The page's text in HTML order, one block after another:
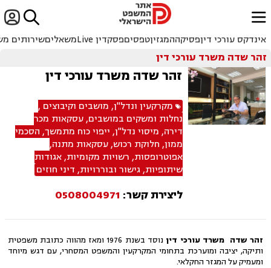

ﱐ
אינדקס עורכי דיןפסיקההמגזיןטפסיםפסקדין Live משאליםשירותים
זהר שדה משרד עורכי דין
זהר שדה משרד עורכי דין
מקרקעין ונדל"ן, מושבים וקיבוצים ,
נחלות ומשקים במושבים,עסקאות מכר
דירה, מיסוי נדל"ן, ייפוי כוח מתמשך, הסכמי
ממון, חלוקת רכוש,עסקאות מתנה,
אפוטרופסות, רשויות מקומיות,אגודות
שיתופיות,גישור ובוררויות, דיני חוזים
ליצירת קשר: 0508004971
זהר שדה משרד עורכי דין
נוסד בשנת 1976 ומאז מהווה כתובת משפטית
ותיקה, יציבה ומוערכת בתחומי המקרקעין והמשפט המסחרי, עם דגש מיוחד
ומעמיק על המגזר החקלאי.